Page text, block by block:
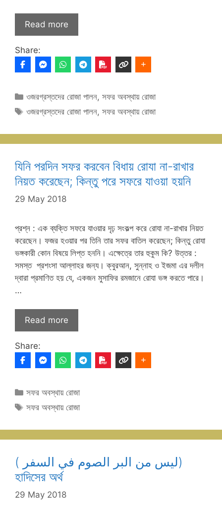
Read more
Share:
Categories
ওজরগ্রস্তদের রোজা পালন,সফর অবস্থায় রোজা
Tags
ওজরগ্রস্তদের রোজা পালন,সফর অবস্থায় রোজা
যিনি পরদিন সফর করবেন বিধায় রোযা না-রাখার
নিয়ত করেছেন; কিন্তু পরে সফরে যাওয়া হয়নি
29 May 2018
প্রশ্ন : এক ব্যক্তি সফরে যাওয়ার দৃঢ় সংকল্প করে রোযা না-রাখার নিয়ত
করেছেন। ফজর হওয়ার পর তিনি তার সফর বাতিল করেছেন; কিন্তু রোযা
ভঙ্গকারী কোন বিষয়ে লিপ্ত হননি। এক্ষেত্রে তার হুকুম কি? উত্তর :
সমস্ত প্রশংসা আল্লাহর জন্য। ক্বুরআন, সুন্নাহ ও ইজমা এর দলীল
দ্বারা প্রমাণিত হয় যে, একজন মুসাফির রমজানে রোযা ভঙ্গ করতে পারে।
…
Read more
Share:
Categories
সফর অবস্থায় রোজা
Tags
সফর অবস্থায় রোজা
( ليس من البر الصوم في السفر)
হাদিসের অর্থ
29 May 2018